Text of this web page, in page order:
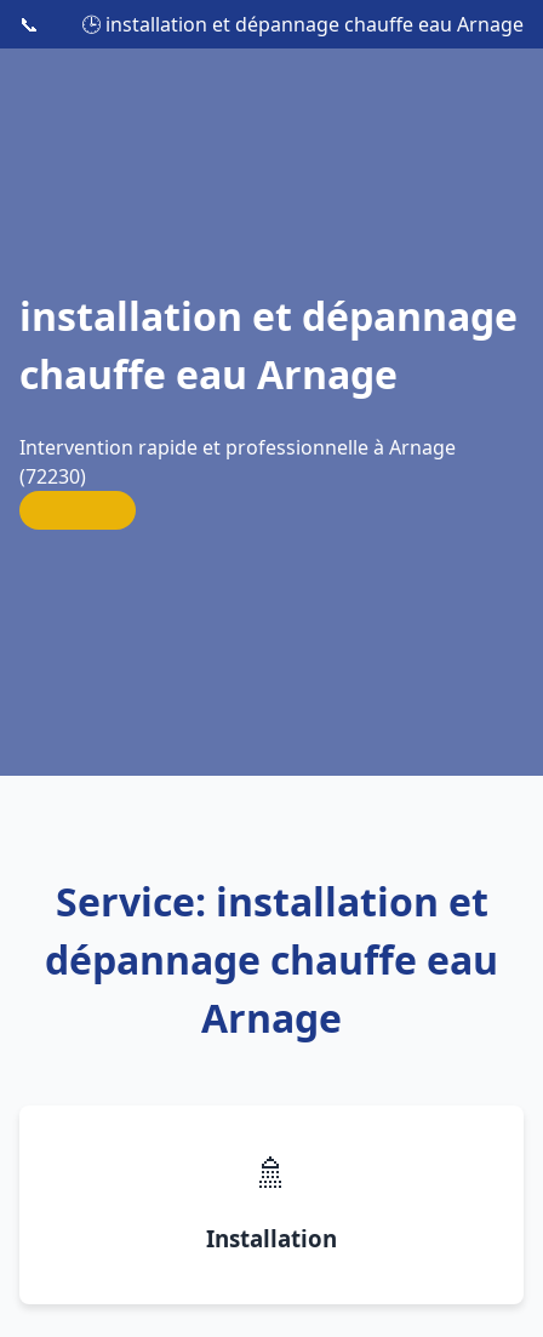
📞 🕒 installation et dépannage chauffe eau Arnage
installation et dépannage
chauffe eau Arnage
Intervention rapide et professionnelle à Arnage
(72230)
Service: installation et
dépannage chauffe eau
Arnage
🚿
Installation